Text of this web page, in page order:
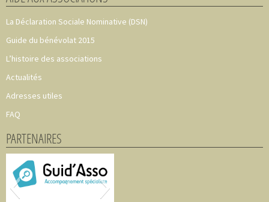
Notre plateforme vous permet d'adapter et de gérer vos
La Déclaration Sociale Nominative (DSN)
Guide du bénévolat 2015
L’histoire des associations
Actualités
Adresses utiles
FAQ
PARTENAIRES